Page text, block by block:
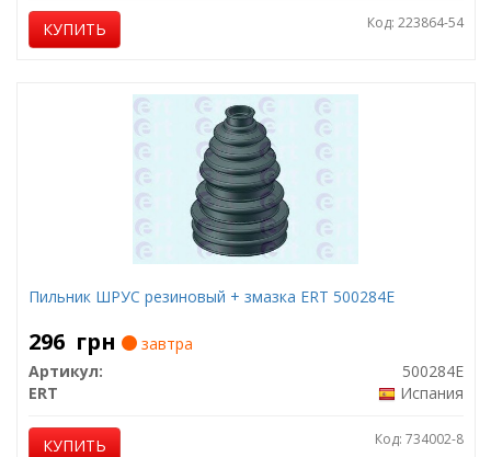
КУПИТЬ Код: 223864-54
Пильник ШРУС резиновый + змазка ERT 500284E
296 грн
завтра
Артикул:
500284E
ERT
Испания
КУПИТЬ Код: 734002-8